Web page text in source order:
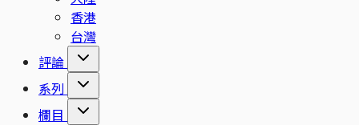
香港
台灣
評論
系列
欄目